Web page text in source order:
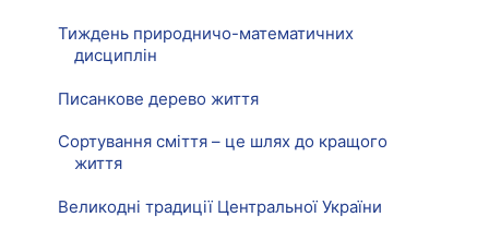
Тиждень природничо-математичних
дисциплін
Писанкове дерево життя
Сортування сміття – це шлях до кращого
життя
Великодні традиції Центральної України